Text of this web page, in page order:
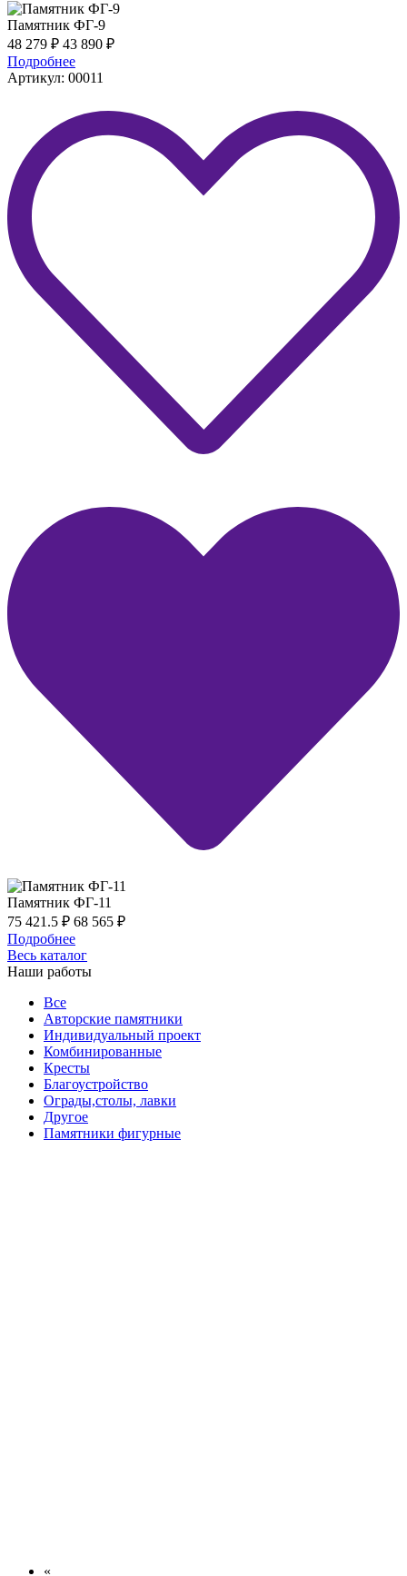
Памятник ФГ-9
48 279 ₽ 43 890 ₽
Подробнее
Артикул: 00011
Памятник ФГ-11
75 421.5 ₽ 68 565 ₽
Подробнее
Весь каталог
Наши работы
Все
Авторские памятники
Индивидуальный проект
Комбинированные
Кресты
Благоустройство
Ограды,столы, лавки
Другое
Памятники фигурные
«